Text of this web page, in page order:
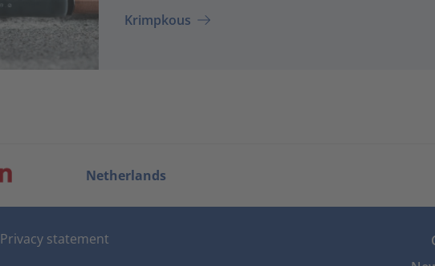
Krimpkous
Netherlands
Privacy statement